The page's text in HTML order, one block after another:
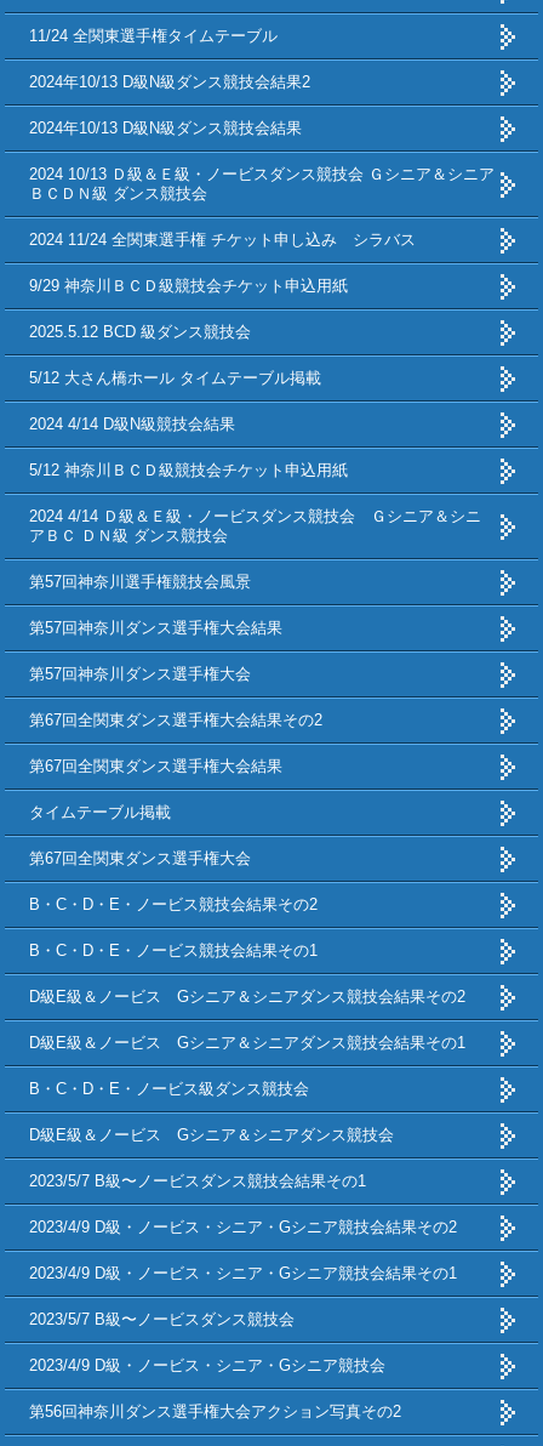
11/24 全関東選手権タイムテーブル
2024年10/13 D級N級ダンス競技会結果2
2024年10/13 D級N級ダンス競技会結果
2024 10/13 Ｄ級＆Ｅ級・ノービスダンス競技会 Ｇシニア＆シニア
ＢＣＤＮ級 ダンス競技会
2024 11/24 全関東選手権 チケット申し込み シラバス
9/29 神奈川ＢＣＤ級競技会チケット申込用紙
2025.5.12 BCD 級ダンス競技会
5/12 大さん橋ホール タイムテーブル掲載
2024 4/14 D級N級競技会結果
5/12 神奈川ＢＣＤ級競技会チケット申込用紙
2024 4/14 Ｄ級＆Ｅ級・ノービスダンス競技会 Ｇシニア＆シニ
アＢＣ ＤＮ級 ダンス競技会
第57回神奈川選手権競技会風景
第57回神奈川ダンス選手権大会結果
第57回神奈川ダンス選手権大会
第67回全関東ダンス選手権大会結果その2
第67回全関東ダンス選手権大会結果
タイムテーブル掲載
第67回全関東ダンス選手権大会
B・C・D・E・ノービス競技会結果その2
B・C・D・E・ノービス競技会結果その1
D級E級＆ノービス Gシニア＆シニアダンス競技会結果その2
D級E級＆ノービス Gシニア＆シニアダンス競技会結果その1
B・C・D・E・ノービス級ダンス競技会
D級E級＆ノービス Gシニア＆シニアダンス競技会
2023/5/7 B級〜ノービスダンス競技会結果その1
2023/4/9 D級・ノービス・シニア・Gシニア競技会結果その2
2023/4/9 D級・ノービス・シニア・Gシニア競技会結果その1
2023/5/7 B級〜ノービスダンス競技会
2023/4/9 D級・ノービス・シニア・Gシニア競技会
第56回神奈川ダンス選手権大会アクション写真その2